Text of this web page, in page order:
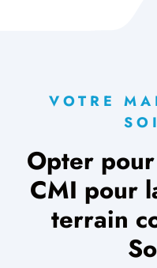
VOTRE
Opter
CMI pour
terrain